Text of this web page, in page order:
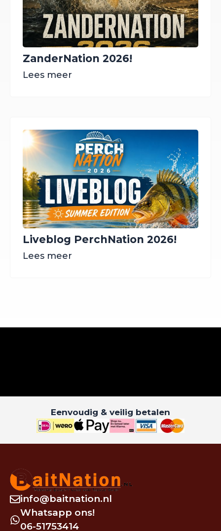
ZanderNation 2026!
Lees meer
Liveblog PerchNation 2026!
Lees meer
Eenvoudig & veilig betalen
info@baitnation.nl
Whatsapp ons!
06-51753414